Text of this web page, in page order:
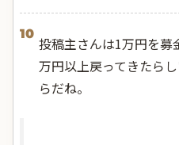
10
投稿主さんは1万円を
万円以上戻ってきたら
らだね。